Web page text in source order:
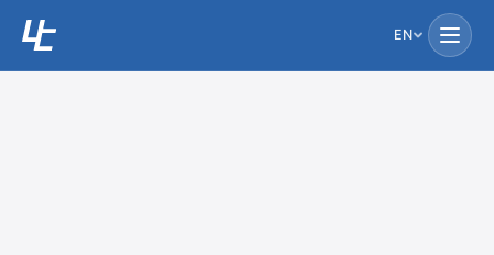
EN